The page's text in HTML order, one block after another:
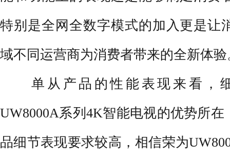
特别是全网全数字模式的加入更是让
域不同运营商为消费者带来的全新体验
单从产品的性能表现来看，
UW8000A系列4K智能电视的优势所
品细节表现要求较高，相信荣为